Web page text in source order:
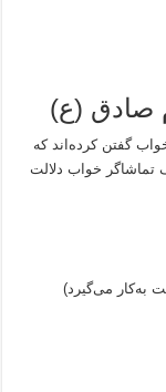
صادق (ع)
گفتن کرده‌اند که
تماشاگر خواب دلالت
به‌کار می‌گیرد)